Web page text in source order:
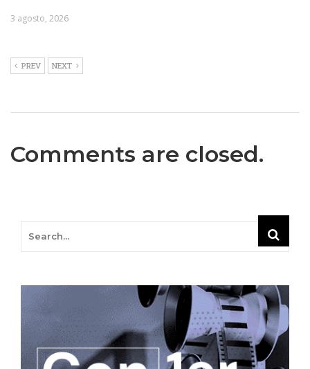
3 agosto, 2026
PREV NEXT
Comments are closed.